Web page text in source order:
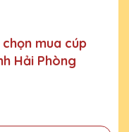
cá nhân, tổ chức
cho cộng
mua cúp
Hải Phòng